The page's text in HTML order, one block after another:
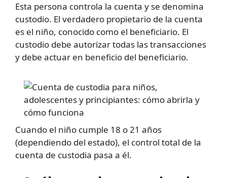
Esta persona controla la cuenta y se denomina
custodio. El verdadero propietario de la cuenta
es el niño, conocido como el beneficiario. El
custodio debe autorizar todas las transacciones
y debe actuar en beneficio del beneficiario.
Cuando el niño cumple 18 o 21 años
(dependiendo del estado), el control total de la
cuenta de custodia pasa a él.